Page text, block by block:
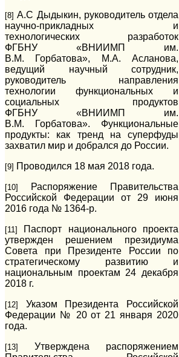
[8] А.С Дыдыкин, руководитель отдела
научно-прикладных и
технологических разработок
ФГБНУ «ВНИИМП им.
В.М. Горбатова», М.А. Асланова,
ведущий научный сотрудник,
руководитель направления
технологии функциональных и
социальных продуктов
ФГБНУ «ВНИИМП им.
В.М. Горбатова». Функциональные
продукты: как тренд на суперфуды
захватил мир и добрался до России.
[9] Проводился 18 мая 2018 года.
[10]
Распоряжение Правительства
Российской Федерации от 29 июня
2016 года № 1364-р.
[11]
Паспорт национального проекта
утвержден решением президиума
Совета при Президенте России по
стратегическому развитию и
национальным проектам 24 декабря
2018 г.
[12]
Указом Президента Российской
Федерации № 20 от 21 января 2020
года.
[13]
Утверждена распоряжением